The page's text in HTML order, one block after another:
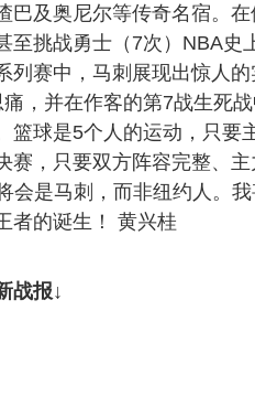
巴及奥尼尔等传奇名宿。
至挑战勇士（7次）NBA史
列赛中，马刺展现出惊人
，并在作客的第7战生死
篮球是5个人的运动，只要
赛，只要双方阵容完整、
会是马刺，而非纽约人。
者的诞生！ 黄兴桂
战报↓